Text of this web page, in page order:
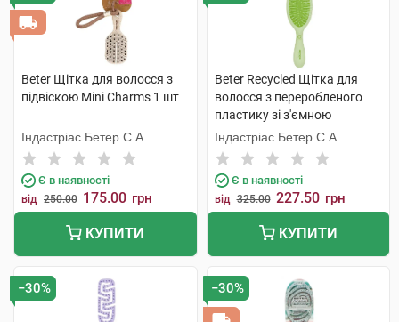
Beter Щітка для волосся з
підвіскою Mini Сharms 1 шт
Індастріас Бетер С.А.
Є в наявності
від 250.00 175.00 грн
КУПИТИ
Beter Recycled Щітка для
волосся з переробленого
пластику зі з'ємною
подушечкою 17,4 см 1 шт
Індастріас Бетер С.А.
Є в наявності
від 325.00 227.50 грн
КУПИТИ
−30% −30%